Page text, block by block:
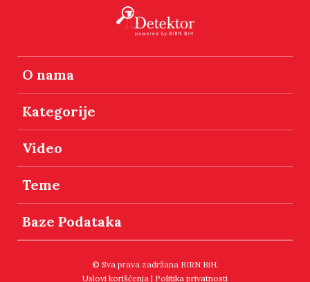
O nama
Kategorije
Video
Teme
Baze Podataka
© Sva prava zadržana BIRN BiH.
Uslovi korišćenja | Politika privatnosti